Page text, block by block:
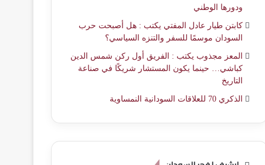
ودورها الوطني
كابتن طيار عادل المفتي يكتب : هل أصبحت حرب
السودان موسمًا للسفر والتنزه السياسي؟
المعز مجذوب يكتب : الفريق أول ركن شمس الدين
كباشي… حينما يكون المستشار شريكًا في صناعة
التاريخ
الذكري 70 للعلاقات السودانية النمساوية